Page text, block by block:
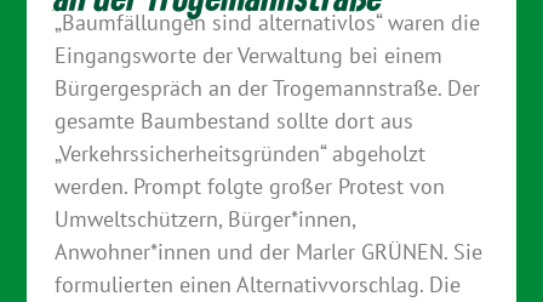
„Baumfällungen sind alternativlos“ waren die
Eingangsworte der Verwaltung bei einem
Bürgergespräch an der Trogemannstraße. Der
gesamte Baumbestand sollte dort aus
„Verkehrssicherheitsgründen“ abgeholzt
werden. Prompt folgte großer Protest von
Umweltschützern, Bürger*innen,
Anwohner*innen und der Marler GRÜNEN. Sie
formulierten einen Alternativvorschlag. Die